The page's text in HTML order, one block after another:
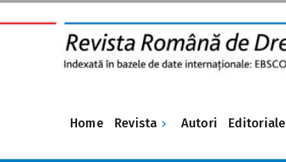
Home Revista Autori Editoriale